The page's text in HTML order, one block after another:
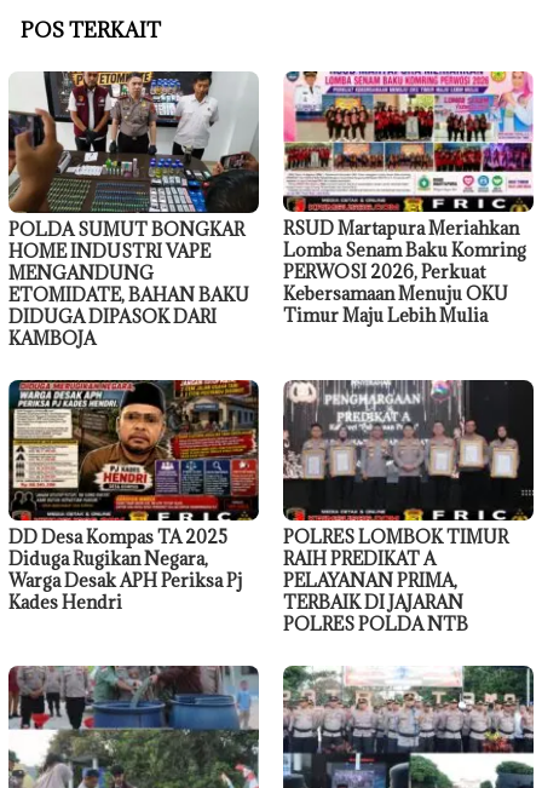
POS TERKAIT
POLDA SUMUT BONGKAR
HOME INDUSTRI VAPE
MENGANDUNG
ETOMIDATE, BAHAN BAKU
DIDUGA DIPASOK DARI
KAMBOJA
RSUD Martapura Meriahkan
Lomba Senam Baku Komring
PERWOSI 2026, Perkuat
Kebersamaan Menuju OKU
Timur Maju Lebih Mulia
DD Desa Kompas TA 2025
Diduga Rugikan Negara,
Warga Desak APH Periksa Pj
Kades Hendri
POLRES LOMBOK TIMUR
RAIH PREDIKAT A
PELAYANAN PRIMA,
TERBAIK DI JAJARAN
POLRES POLDA NTB